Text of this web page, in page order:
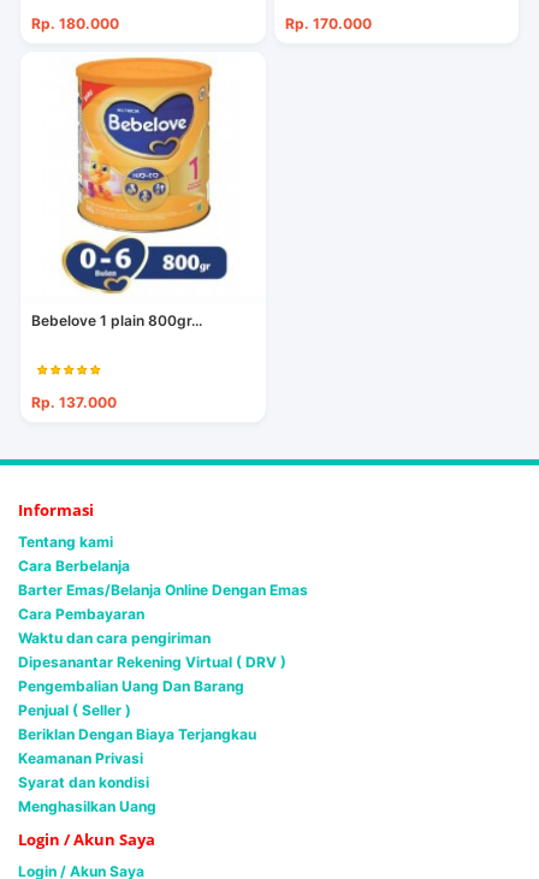
Rp. 180.000 Rp. 170.000
Bebelove 1 plain 800gr...
Rp. 137.000
Informasi
Tentang kami
Cara Berbelanja
Barter Emas/Belanja Online Dengan Emas
Cara Pembayaran
Waktu dan cara pengiriman
Dipesanantar Rekening Virtual ( DRV )
Pengembalian Uang Dan Barang
Penjual ( Seller )
Beriklan Dengan Biaya Terjangkau
Keamanan Privasi
Syarat dan kondisi
Menghasilkan Uang
Login / Akun Saya
Login / Akun Saya